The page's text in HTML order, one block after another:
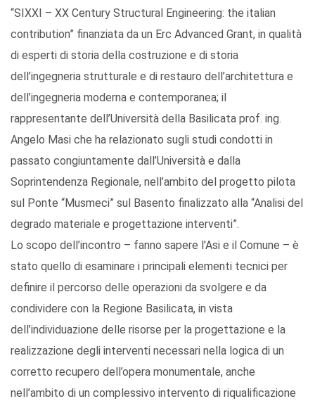
“SIXXI – XX Century Structural Engineering: the italian
contribution” finanziata da un Erc Advanced Grant, in qualità
di esperti di storia della costruzione e di storia
dell’ingegneria strutturale e di restauro dell’architettura e
dell’ingegneria moderna e contemporanea; il
rappresentante dell’Università della Basilicata prof. ing.
Angelo Masi che ha relazionato sugli studi condotti in
passato congiuntamente dall’Università e dalla
Soprintendenza Regionale, nell’ambito del progetto pilota
sul Ponte “Musmeci” sul Basento finalizzato alla “Analisi del
degrado materiale e progettazione interventi”.
Lo scopo dell’incontro – fanno sapere l'Asi e il Comune – è
stato quello di esaminare i principali elementi tecnici per
definire il percorso delle operazioni da svolgere e da
condividere con la Regione Basilicata, in vista
dell’individuazione delle risorse per la progettazione e la
realizzazione degli interventi necessari nella logica di un
corretto recupero dell’opera monumentale, anche
nell’ambito di un complessivo intervento di riqualificazione